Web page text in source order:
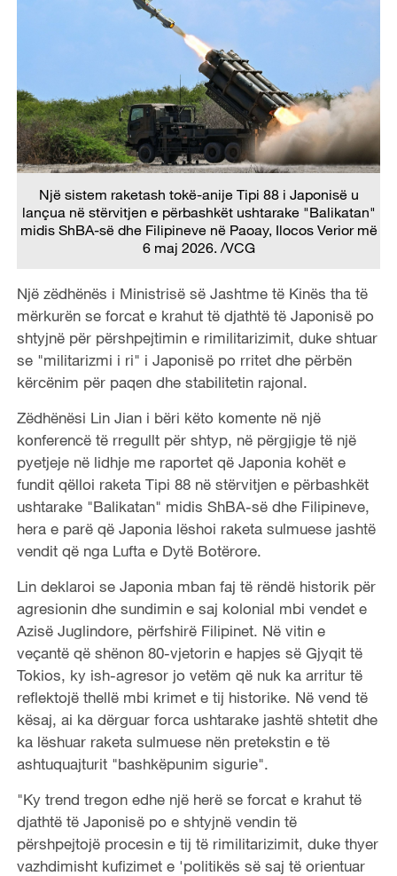
Një sistem raketash tokë-anije Tipi 88 i Japonisë u
lançua në stërvitjen e përbashkët ushtarake "Balikatan"
midis ShBA-së dhe Filipineve në Paoay, Ilocos Verior më
6 maj 2026. /VCG
Një zëdhënës i Ministrisë së Jashtme të Kinës tha të
mërkurën se forcat e krahut të djathtë të Japonisë po
shtyjnë për përshpejtimin e rimilitarizimit, duke shtuar
se "militarizmi i ri" i Japonisë po rritet dhe përbën
kërcënim për paqen dhe stabilitetin rajonal.
Zëdhënësi Lin Jian i bëri këto komente në një
konferencë të rregullt për shtyp, në përgjigje të një
pyetjeje në lidhje me raportet që Japonia kohët e
fundit qëlloi raketa Tipi 88 në stërvitjen e përbashkët
ushtarake "Balikatan" midis ShBA-së dhe Filipineve,
hera e parë që Japonia lëshoi ​​raketa sulmuese jashtë
vendit që nga Lufta e Dytë Botërore.
Lin deklaroi se Japonia mban faj të rëndë historik për
agresionin dhe sundimin e saj kolonial mbi vendet e
Azisë Juglindore, përfshirë Filipinet. Në vitin e
veçantë që shënon 80-vjetorin e hapjes së Gjyqit të
Tokios, ky ish-agresor jo vetëm që nuk ka arritur të
reflektojë thellë mbi krimet e tij historike. Në vend të
kësaj, ai ka dërguar forca ushtarake jashtë shtetit dhe
ka lëshuar raketa sulmuese nën pretekstin e të
ashtuquajturit "bashkëpunim sigurie".
"Ky trend tregon edhe një herë se forcat e krahut të
djathtë të Japonisë po e shtyjnë vendin të
përshpejtojë procesin e tij të rimilitarizimit, duke thyer
vazhdimisht kufizimet e 'politikës së saj të orientuar